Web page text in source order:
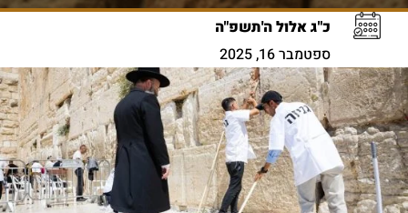
כ"ג אלול ה'תשפ"ה
ספטמבר 16, 2025